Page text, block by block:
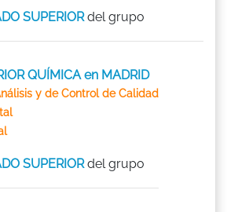
SUPERIORdel grupo
QUÍMICA en MADRID
y de Control de Calidad
SUPERIORdel grupo